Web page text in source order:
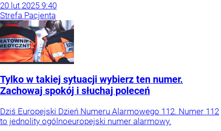
20 lut 2025 9:40
Strefa Pacjenta
Tylko w takiej sytuacji wybierz ten numer.
Zachowaj spokój i słuchaj poleceń
Dziś Europejski Dzień Numeru Alarmowego 112. Numer 112
to jednolity ogólnoeuropejski numer alarmowy.